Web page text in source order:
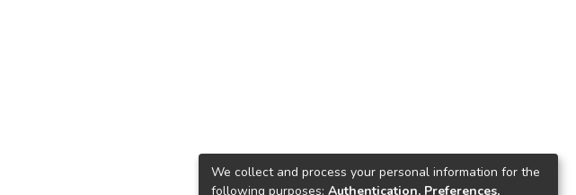
We collect and process your personal information for the
following purposes: Authentication, Preferences,